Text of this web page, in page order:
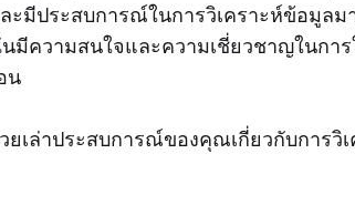
มีประสบการณ์ในการวิเคราะห์ข้อมูลม
มีความสนใจและความเชี่ยวชาญในกา
น
เล่าประสบการณ์ของคุณเกี่ยวกับการวิ